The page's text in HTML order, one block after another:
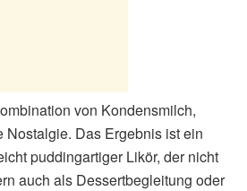
von Kondensmilch,
Nostalgie. Das Ergebnis ist ein
puddingartiger Likör, der nicht
auch als Dessertbegleitung oder